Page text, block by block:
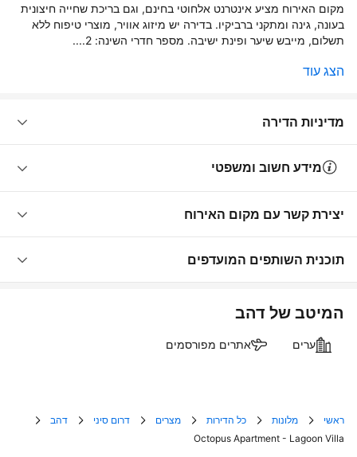
מקום האירוח מציע אינטרנט אלחוטי בחינם, וגם בריכת שחייה חיצונית
בעונה, גינה ומתקני ברביקיו. בדירה יש מיזוג אוויר, מוצרי טיפוח ללא
תשלום, מייבש שיער ופינת ישיבה. מספר חדרי השינה: 2....
הצג עוד
מדיניות הדירה
מידע חשוב ומשפטי
יצירת קשר עם מקום האירוח
תוכנית השותפים המועדפים
המיטב של דהב
ערים אתרים מפורסמים
ראשי מלונות כל הדירות מצרים דרום סיני
דהב
Octopus Apartment - Lagoon Villa